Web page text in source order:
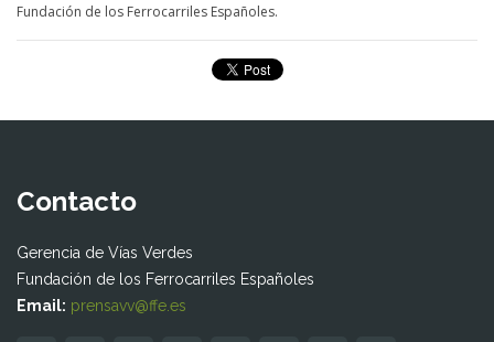
Fundación de los Ferrocarriles Españoles.
Contacto
Gerencia de Vías Verdes
Fundación de los Ferrocarriles Españoles
Email: prensavv@ffe.es